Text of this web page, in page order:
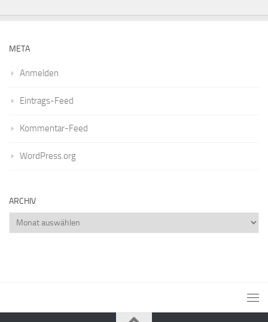
META
Anmelden
Eintrags-Feed
Kommentar-Feed
WordPress.org
ARCHIV
Archiv